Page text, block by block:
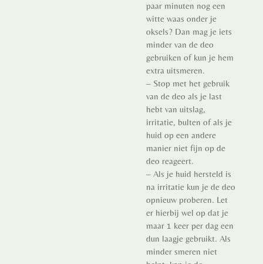
paar minuten nog een
witte waas onder je
oksels? Dan mag je iets
minder van de deo
gebruiken of kun je hem
extra uitsmeren.
– Stop met het gebruik
van de deo als je last
hebt van uitslag,
irritatie, bulten of als je
huid op een andere
manier niet fijn op de
deo reageert.
– Als je huid hersteld is
na irritatie kun je de deo
opnieuw proberen. Let
er hierbij wel op dat je
maar 1 keer per dag een
dun laagje gebruikt. Als
minder smeren niet